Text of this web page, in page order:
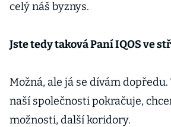
celý náš byznys.
Jste tedy taková Paní IQOS ve
Možná, ale já se dívám
naší společnosti pokračuje,
možnosti, další koridory.